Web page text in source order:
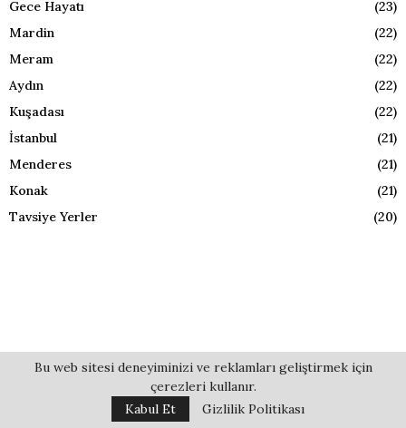
Gece Hayatı
(23)
Mardin
(22)
Meram
(22)
Aydın
(22)
Kuşadası
(22)
İstanbul
(21)
Menderes
(21)
Konak
(21)
Tavsiye Yerler
(20)
Bu web sitesi deneyiminizi ve reklamları geliştirmek için
çerezleri kullanır.
Kabul Et
Gizlilik Politikası